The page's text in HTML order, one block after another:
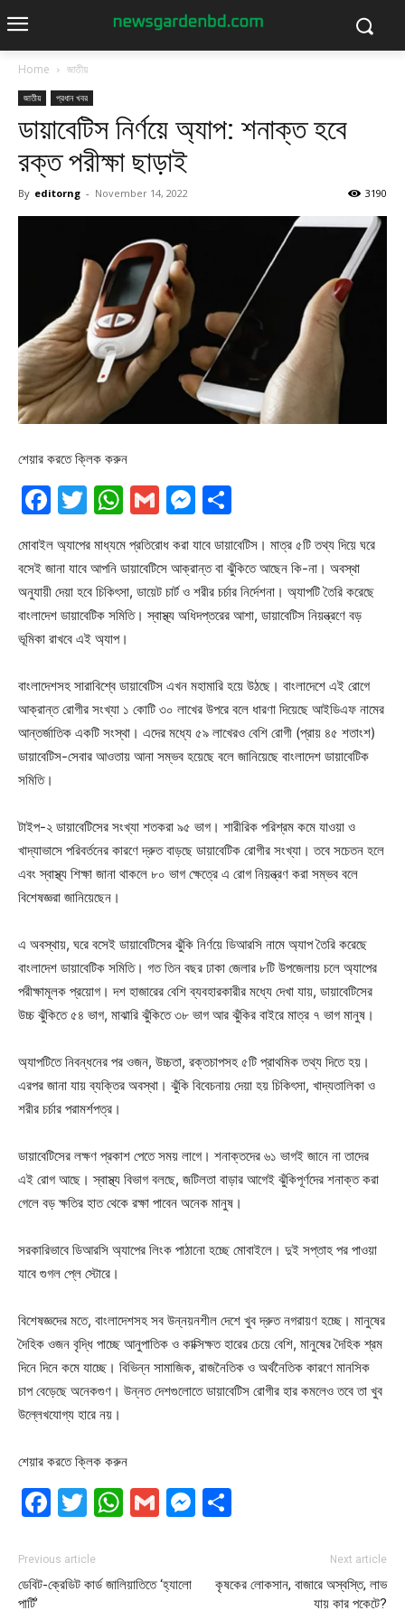
Home জাতীয়
জাতীয় প্রধান খবর
ডায়াবেটিস নির্ণয়ে অ্যাপ: শনাক্ত হবে
রক্ত পরীক্ষা ছাড়াই
By editorng - November 14, 2022 3190
শেয়ার করতে ক্লিক করুন
Facebook
Twitter
WhatsApp
GmailMessenger
মোবাইল অ্যাপের মাধ্যমে প্রতিরোধ করা যাবে ডায়াবেটিস। মাত্র ৫টি তথ্য দিয়ে ঘরে
বসেই জানা যাবে আপনি ডায়াবেটিসে আক্রান্ত বা ঝুঁকিতে আছেন কি-না। অবস্থা
অনুযায়ী দেয়া হবে চিকিৎসা, ডায়েট চার্ট ও শরীর চর্চার নির্দেশনা। অ্যাপটি তৈরি করেছে
বাংলাদেশ ডায়াবেটিক সমিতি। স্বাস্থ্য অধিদপ্তরের আশা, ডায়াবেটিস নিয়ন্ত্রণে বড়
ভূমিকা রাখবে এই অ্যাপ।
বাংলাদেশসহ সারাবিশ্বে ডায়াবেটিস এখন মহামারি হয়ে উঠছে। বাংলাদেশে এই রোগে
আক্রান্ত রোগীর সংখ্যা ১ কোটি ৩০ লাখের উপরে বলে ধারণা দিয়েছে আইডিএফ নামের
আন্তর্জাতিক একটি সংস্থা। এদের মধ্যে ৫৯ লাখেরও বেশি রোগী (প্রায় ৪৫ শতাংশ)
ডায়াবেটিস-সেবার আওতায় আনা সম্ভব হয়েছে বলে জানিয়েছে বাংলাদেশ ডায়াবেটিক
সমিতি।
টাইপ-২ ডায়াবেটিসের সংখ্যা শতকরা ৯৫ ভাগ। শারীরিক পরিশ্রম কমে যাওয়া ও
খাদ্যাভাসে পরিবর্তনের কারণে দ্রুত বাড়ছে ডায়াবেটিক রোগীর সংখ্যা। তবে সচেতন হলে
এবং স্বাস্থ্য শিক্ষা জানা থাকলে ৮০ ভাগ ক্ষেত্রে এ রোগ নিয়ন্ত্রণ করা সম্ভব বলে
বিশেষজ্ঞরা জানিয়েছেন।
এ অবস্থায়, ঘরে বসেই ডায়াবেটিসের ঝুঁকি নির্ণয়ে ডিআরসি নামে অ্যাপ তৈরি করেছে
বাংলাদেশ ডায়াবেটিক সমিতি। গত তিন বছর ঢাকা জেলার ৮টি উপজেলায় চলে অ্যাপের
পরীক্ষামূলক প্রয়োগ। দশ হাজারের বেশি ব্যবহারকারীর মধ্যে দেখা যায়, ডায়াবেটিসের
উচ্চ ঝুঁকিতে ৫৪ ভাগ, মাঝারি ঝুঁকিতে ৩৮ ভাগ আর ঝুঁকির বাইরে মাত্র ৭ ভাগ মানুষ।
অ্যাপটিতে নিবন্ধনের পর ওজন, উচ্চতা, রক্তচাপসহ ৫টি প্রাথমিক তথ্য দিতে হয়।
এরপর জানা যায় ব্যক্তির অবস্থা। ঝুঁকি বিবেচনায় দেয়া হয় চিকিৎসা, খাদ্যতালিকা ও
শরীর চর্চার পরামর্শপত্র।
ডায়াবেটিসের লক্ষণ প্রকাশ পেতে সময় লাগে। শনাক্তদের ৬১ ভাগই জানে না তাদের
এই রোগ আছে। স্বাস্থ্য বিভাগ বলছে, জটিলতা বাড়ার আগেই ঝুঁকিপূর্ণদের শনাক্ত করা
গেলে বড় ক্ষতির হাত থেকে রক্ষা পাবেন অনেক মানুষ।
সরকারিভাবে ডিআরসি অ্যাপের লিংক পাঠানো হচ্ছে মোবাইলে। দুই সপ্তাহ পর পাওয়া
যাবে গুগল প্লে স্টোরে।
বিশেষজ্ঞদের মতে, বাংলাদেশসহ সব উন্নয়নশীল দেশে খুব দ্রুত নগরায়ণ হচ্ছে। মানুষের
দৈহিক ওজন বৃদ্ধি পাচ্ছে আনুপাতিক ও কাক্সিক্ষত হারের চেয়ে বেশি, মানুষের দৈহিক শ্রম
দিনে দিনে কমে যাচ্ছে। বিভিন্ন সামাজিক, রাজনৈতিক ও অর্থনৈতিক কারণে মানসিক
চাপ বেড়েছে অনেকগুণ। উন্নত দেশগুলোতে ডায়াবেটিস রোগীর হার কমলেও তবে তা খুব
উল্লেখযোগ্য হারে নয়।
শেয়ার করতে ক্লিক করুন
Facebook
Twitter
WhatsApp
GmailMessenger
Previous article
ডেবিট-ক্রেডিট কার্ড জালিয়াতিতে ‘হ্যালো
পার্টি’
Next article
কৃষকের লোকসান, বাজারে অস্বস্তি, লাভ
যায় কার পকেটে?